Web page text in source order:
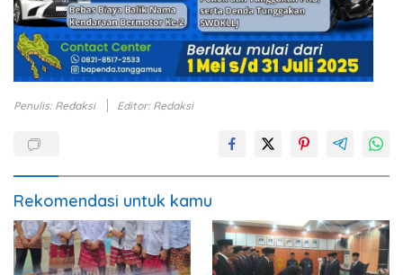
Penulis: Redaksi Editor: Redaksi
Rekomendasi untuk kamu